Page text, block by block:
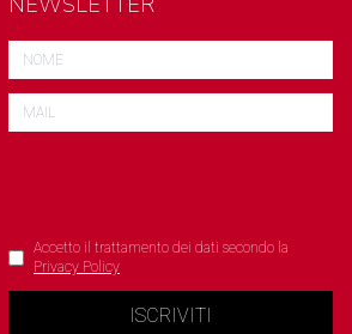
Accetto il trattamento dei dati secondo la
Privacy Policy
ISCRIVITI